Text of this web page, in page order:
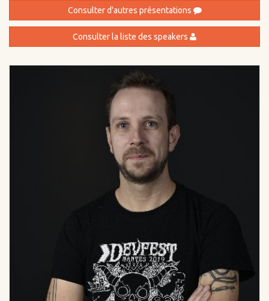
Consulter d'autres présentations
Consulter la liste des speakers